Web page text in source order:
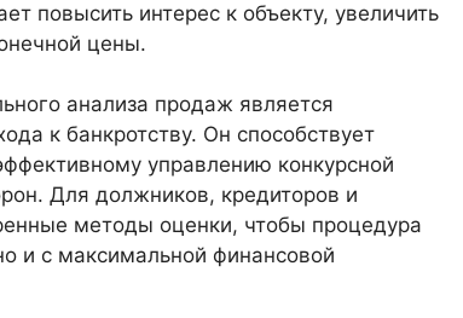
повысить интерес к объекту, увеличить
цены.
анализа продаж является
к банкротству. Он способствует
управлению конкурсной
Для должников, кредиторов и
методы оценки, чтобы процедура
и с максимальной финансовой